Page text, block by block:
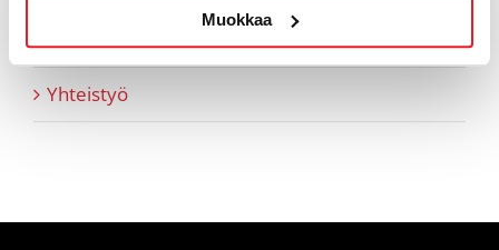
Muokkaa
Webinaaritallenteet
Yhteistyö